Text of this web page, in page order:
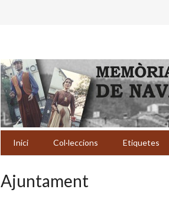
Inici Col·leccions Etiquetes
Ajuntament